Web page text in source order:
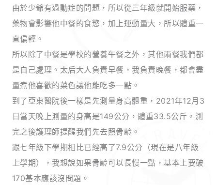
由於少爺有過動症的問題，所以從三年級就開始服藥，
藥物會影響他中餐的食慾，加上運動量大，所以體重一
直偏輕。
所以除了中餐是學校的營養午餐之外，其他兩餐我們都
是自己處理。太后大人負責早餐，我負責晚餐，都會盡
量煮他喜歡的菜色讓他能吃多一點。
到了亞東醫院後一樣是先測量身高體重，2021年12月3
日當天晚上測量的身高是149公分，體重33.5公斤。測
完之後護理師提醒我們先去照骨齡。
跟七年級下學期相比已經高了7.9公分（現在是八年級
上學期），我想說如果骨齡可以長慢一點，基本上要破
170基本應該沒問題。